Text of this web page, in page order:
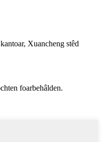
Xuancheng stêd
foarbehâlden.